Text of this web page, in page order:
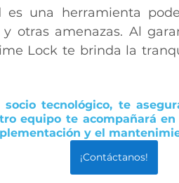
es una herramienta
y otras amenazas. Al
Lock te brinda la
socio tecnológico, te
equipo te acompañará
y el
¡Contáctanos!